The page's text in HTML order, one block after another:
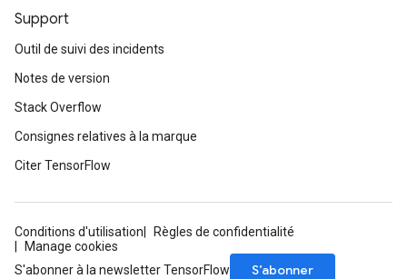
Support
Outil de suivi des incidents
Notes de version
Stack Overflow
Consignes relatives à la marque
Citer TensorFlow
Conditions d'utilisation
Règles de confidentialité
Manage cookies
S'abonner à la newsletter TensorFlow
S’abonner